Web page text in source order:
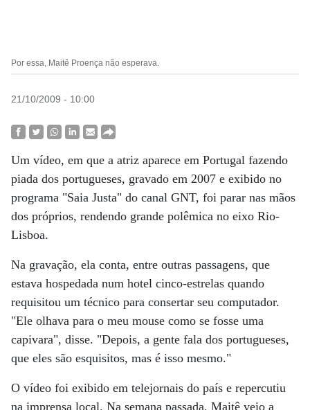
Por essa, Maitê Proença não esperava.
21/10/2009 - 10:00
Um vídeo, em que a atriz aparece em Portugal fazendo
piada dos portugueses, gravado em 2007 e exibido no
programa "Saia Justa" do canal GNT, foi parar nas mãos
dos próprios, rendendo grande polêmica no eixo Rio-
Lisboa.
Na gravação, ela conta, entre outras passagens, que
estava hospedada num hotel cinco-estrelas quando
requisitou um técnico para consertar seu computador.
"Ele olhava para o meu mouse como se fosse uma
capivara", disse. "Depois, a gente fala dos portugueses,
que eles são esquisitos, mas é isso mesmo."
O vídeo foi exibido em telejornais do país e repercutiu
na imprensa local. Na semana passada, Maitê veio a